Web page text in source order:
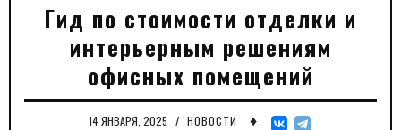
Гид по стоимости отделки и
интерьерным решениям
офисных помещений
14 ЯНВАРЯ, 2025 / НОВОСТИ ♦